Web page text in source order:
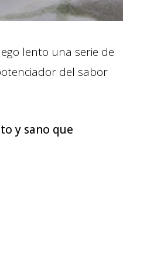
lento una serie de
del sabor
y sano que